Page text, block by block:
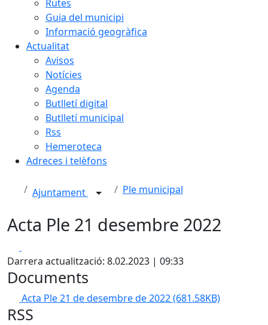
Rutes
Guia del municipi
Informació geogràfica
Actualitat
Avisos
Notícies
Agenda
Butlletí digital
Butlletí municipal
Rss
Hemeroteca
Adreces i telèfons
Ajuntament Ple municipal
Acta Ple 21 desembre 2022
Darrera actualització: 8.02.2023 | 09:33
Documents
Acta Ple 21 de desembre de 2022(681.58KB)
RSS